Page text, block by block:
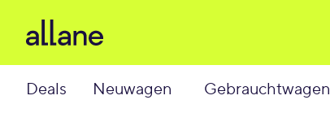
Deals Neuwagen Gebrauchtwagen